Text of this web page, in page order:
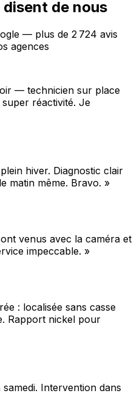
de nous
— plus de 2 724 avis
agences
— technicien sur place
réactivité. Je
hiver. Diagnostic clair
matin même. Bravo. »
venus avec la caméra et
impeccable. »
: localisée sans casse
Rapport nickel pour
Intervention dans